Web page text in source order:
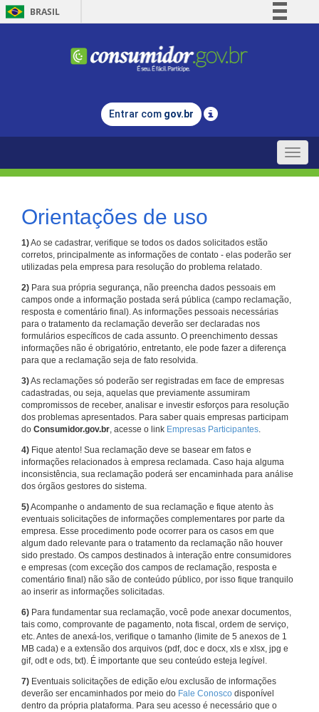
BRASIL
Comunica BR
Legislação
Entrar com gov.br
Toggle
Orientações de uso
1)Ao se cadastrar, verifique se todos os dados solicitados estão
corretos, principalmente as informações de contato - elas poderão ser
utilizadas pela empresa para resolução do problema relatado.
2) Para sua própria segurança, não preencha dados pessoais em
campos onde a informação postada será pública (campo reclamação,
resposta e comentário final). As informações pessoais necessárias
para o tratamento da reclamação deverão ser declaradas nos
formulários específicos de cada assunto. O preenchimento dessas
informações não é obrigatório, entretanto, ele pode fazer a diferença
para que a reclamação seja de fato resolvida.
3)As reclamações só poderão ser registradas em face de empresas
cadastradas, ou seja, aquelas que previamente assumiram
compromissos de receber, analisar e investir esforços para resolução
dos problemas apresentados. Para saber quais empresas participam
do Consumidor.gov.br, acesse o link Empresas Participantes.
4) Fique atento! Sua reclamação deve se basear em fatos e
informações relacionados à empresa reclamada. Caso haja alguma
inconsistência, sua reclamação poderá ser encaminhada para análise
dos órgãos gestores do sistema.
5)Acompanhe o andamento de sua reclamação e fique atento às
eventuais solicitações de informações complementares por parte da
empresa. Esse procedimento pode ocorrer para os casos em que
algum dado relevante para o tratamento da reclamação não houver
sido prestado. Os campos destinados à interação entre consumidores
e empresas (com exceção dos campos de reclamação, resposta e
comentário final) não são de conteúdo público, por isso fique tranquilo
ao inserir as informações solicitadas.
6) Para fundamentar sua reclamação, você pode anexar documentos,
tais como, comprovante de pagamento, nota fiscal, ordem de serviço,
etc. Antes de anexá-los, verifique o tamanho (limite de 5 anexos de 1
MB cada) e a extensão dos arquivos (pdf, doc e docx, xls e xlsx, jpg e
gif, odt e ods, txt). É importante que seu conteúdo esteja legível.
7) Eventuais solicitações de edição e/ou exclusão de informações
deverão ser encaminhados por meio do Fale Conosco disponível
dentro da própria plataforma. Para seu acesso é necessário que o